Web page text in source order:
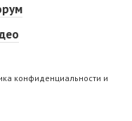
конфиденциальности и